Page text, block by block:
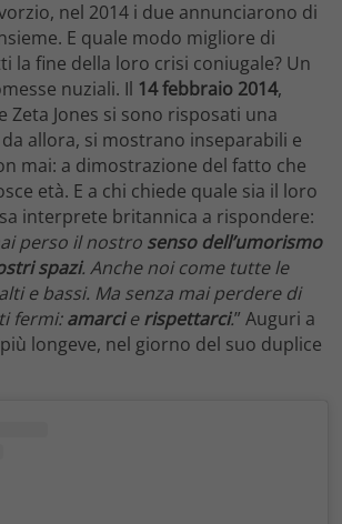
nel 2014 i due annunciarono di
E quale modo migliore di
la fine della loro crisi coniugale? Un
nuziali. Il 14 febbraio 2014,
Zeta Jones si sono risposati una
allora, si mostrano inseparabili e
mai: a dimostrazione del fatto che
età. E a chi chiede quale sia il loro
interprete britannica a rispondere:
perso il nostro senso dell’umorismo
spazi. Anche noi come tutte le
e bassi. Ma senza mai perdere di
fermi:amarcierispettarci.” Auguri a
longeve, nel giorno del suo duplice